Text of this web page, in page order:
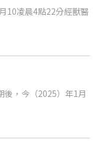
10凌晨4點22分經獸醫
，今（2025）年1月